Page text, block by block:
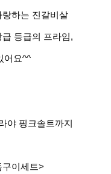
하는 진갈비살
등급의 프라임,
어요^^
야 핑크솔트까지
이세트>